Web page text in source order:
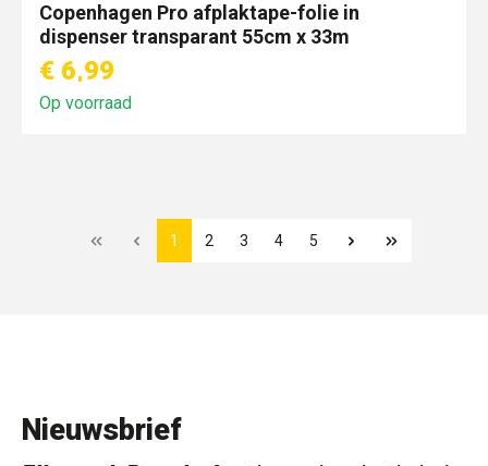
Copenhagen Pro afplaktape-folie in
dispenser transparant 55cm x 33m
€ 6,99
Op voorraad
1 2 3 4 5
Nieuwsbrief